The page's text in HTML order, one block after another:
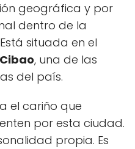
geográfica y por
dentro de la
situada en el
Cibao, una de las
del país.
el cariño que
por esta ciudad.
propia. Es